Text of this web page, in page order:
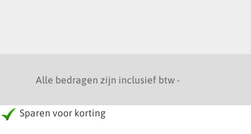
Alle bedragen zijn inclusief btw -
Sparen voor korting